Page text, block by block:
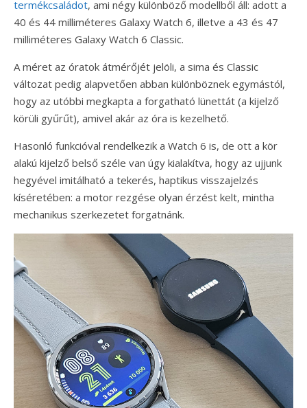
termékcsaládot, ami négy különböző modellből áll: adott a
40 és 44 milliméteres Galaxy Watch 6, illetve a 43 és 47
milliméteres Galaxy Watch 6 Classic.
A méret az óratok átmérőjét jelöli, a sima és Classic
változat pedig alapvetően abban különböznek egymástól,
hogy az utóbbi megkapta a forgatható lünettát (a kijelző
körüli gyűrűt), amivel akár az óra is kezelhető.
Hasonló funkcióval rendelkezik a Watch 6 is, de ott a kör
alakú kijelző belső széle van úgy kialakítva, hogy az ujjunk
hegyével imitálható a tekerés, haptikus visszajelzés
kíséretében: a motor rezgése olyan érzést kelt, mintha
mechanikus szerkezetet forgatnánk.